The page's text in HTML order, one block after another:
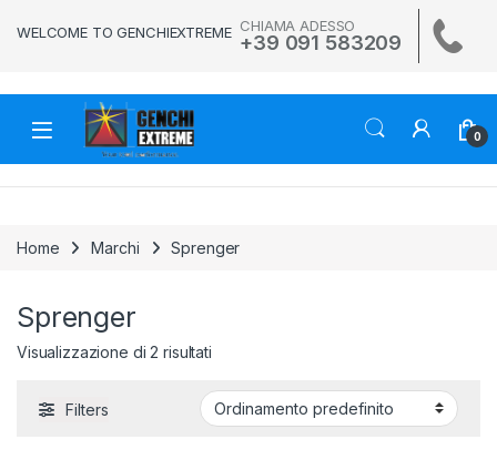
WELCOME TO GENCHIEXTREME CHIAMA ADESSO
+39 091 583209
0
Home Marchi Sprenger
Sprenger
Visualizzazione di 2 risultati
Filters